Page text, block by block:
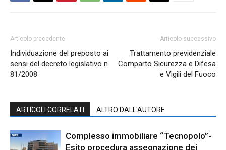
Articolo precedente
Individuazione del preposto ai
sensi del decreto legislativo n.
81/2008
Articolo successivo
Trattamento previdenziale
Comparto Sicurezza e Difesa
e Vigili del Fuoco
ARTICOLI CORRELATI ALTRO DALL'AUTORE
Complesso immobiliare “Tecnopolo”-
Esito procedura assegnazione dei